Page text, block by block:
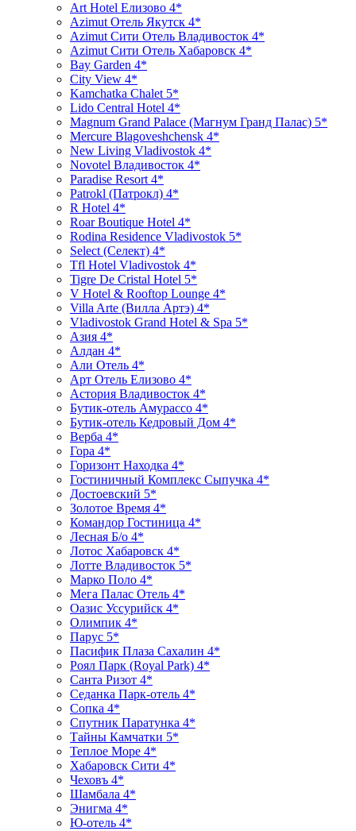
Art Hotel Елизово 4*
Azimut Отель Якутск 4*
Azimut Сити Отель Владивосток 4*
Azimut Сити Отель Хабаровск 4*
Bay Garden 4*
City View 4*
Kamchatka Chalet 5*
Lido Central Hotel 4*
Magnum Grand Palace (Магнум Гранд Палас) 5*
Mercure Blagoveshchensk 4*
New Living Vladivostok 4*
Novotel Владивосток 4*
Paradise Resort 4*
Patrokl (Патрокл) 4*
R Hotel 4*
Roar Boutique Hotel 4*
Rodina Residence Vladivostok 5*
Select (Селект) 4*
Tfl Hotel Vladivostok 4*
Tigre De Cristal Hotel 5*
V Hotel & Rooftop Lounge 4*
Villa Arte (Вилла Артэ) 4*
Vladivostok Grand Hotel & Spa 5*
Азия 4*
Алдан 4*
Али Отель 4*
Арт Отель Елизово 4*
Астория Владивосток 4*
Бутик-отель Амурассо 4*
Бутик-отель Кедровый Дом 4*
Верба 4*
Гора 4*
Горизонт Находка 4*
Гостиничный Комплекс Сыпучка 4*
Достоевский 5*
Золотое Время 4*
Командор Гостиница 4*
Лесная Б/о 4*
Лотос Хабаровск 4*
Лотте Владивосток 5*
Марко Поло 4*
Мега Палас Отель 4*
Оазис Уссурийск 4*
Олимпик 4*
Парус 5*
Пасифик Плаза Сахалин 4*
Роял Парк (Royal Park) 4*
Санта Ризот 4*
Седанка Парк-отель 4*
Сопка 4*
Спутник Паратунка 4*
Тайны Камчатки 5*
Теплое Море 4*
Хабаровск Сити 4*
Чеховъ 4*
Шамбала 4*
Энигма 4*
Ю-отель 4*